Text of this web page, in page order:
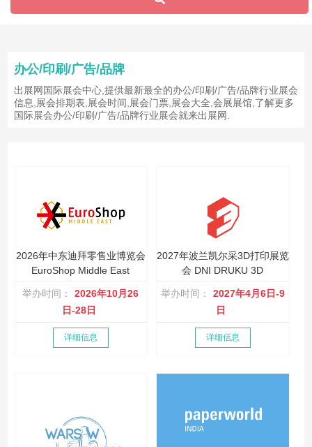
办公/印刷/广告/品牌
出展网国际展会中心,提供最新最全的办公/印刷/广告/品牌行业展会
信息,展会排期表,展会时间,展会门票,展会大全,会展展馆,了解更多
国际展会办公/印刷/广告/品牌行业展会就来出展网.
2026年中东迪拜零售业博览会
EuroShop Middle East
举办时间：
2026年10月26
日-28日
详细信息
2027年波兰凯尔采3D打印展览
会 DNI DRUKU 3D
举办时间：
2027年4月6日-9
日
详细信息